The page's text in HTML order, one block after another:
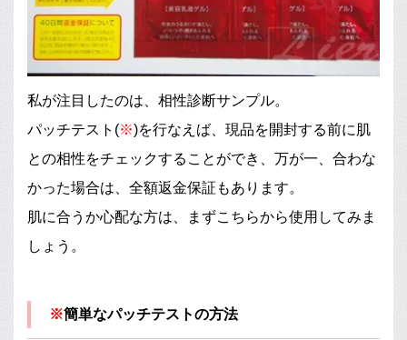
私が注目したのは、相性診断サンプル。
パッチテスト(※)を行なえば、現品を開封する前に肌
との相性をチェックすることができ、万が一、合わな
かった場合は、全額返金保証もあります。
肌に合うか心配な方は、まずこちらから使用してみま
しょう。
※簡単なパッチテストの方法